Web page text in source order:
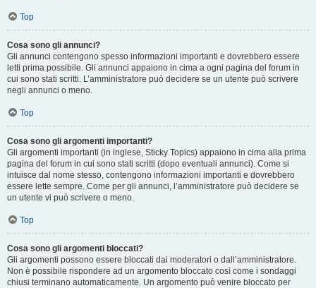
Top
Cosa sono gli annunci?
Gli annunci contengono spesso informazioni importanti e dovrebbero essere
letti prima possibile. Gli annunci appaiono in cima a ogni pagina del forum in
cui sono stati scritti. L’amministratore può decidere se un utente può scrivere
negli annunci o meno.
Top
Cosa sono gli argomenti importanti?
Gli argomenti importanti (in inglese, Sticky Topics) appaiono in cima alla prima
pagina del forum in cui sono stati scritti (dopo eventuali annunci). Come si
intuisce dal nome stesso, contengono informazioni importanti e dovrebbero
essere lette sempre. Come per gli annunci, l’amministratore può decidere se
un utente vi può scrivere o meno.
Top
Cosa sono gli argomenti bloccati?
Gli argomenti possono essere bloccati dai moderatori o dall’amministratore.
Non è possibile rispondere ad un argomento bloccato così come i sondaggi
chiusi terminano automaticamente. Un argomento può venire bloccato per